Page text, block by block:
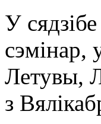
У
сэмінар,
Летувы,
з